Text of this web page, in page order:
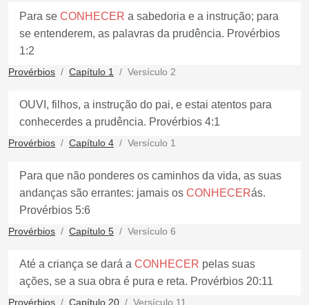
Para se CONHECER a sabedoria e a instrução; para
se entenderem, as palavras da prudência. Provérbios
1:2
Provérbios Capítulo 1 Versículo 2
OUVI, filhos, a instrução do pai, e estai atentos para
conhecerdes a prudência. Provérbios 4:1
Provérbios Capítulo 4 Versículo 1
Para que não ponderes os caminhos da vida, as suas
andanças são errantes: jamais os CONHECERás.
Provérbios 5:6
Provérbios Capítulo 5 Versículo 6
Até a criança se dará a CONHECER pelas suas
ações, se a sua obra é pura e reta. Provérbios 20:11
Provérbios Capítulo 20 Versículo 11